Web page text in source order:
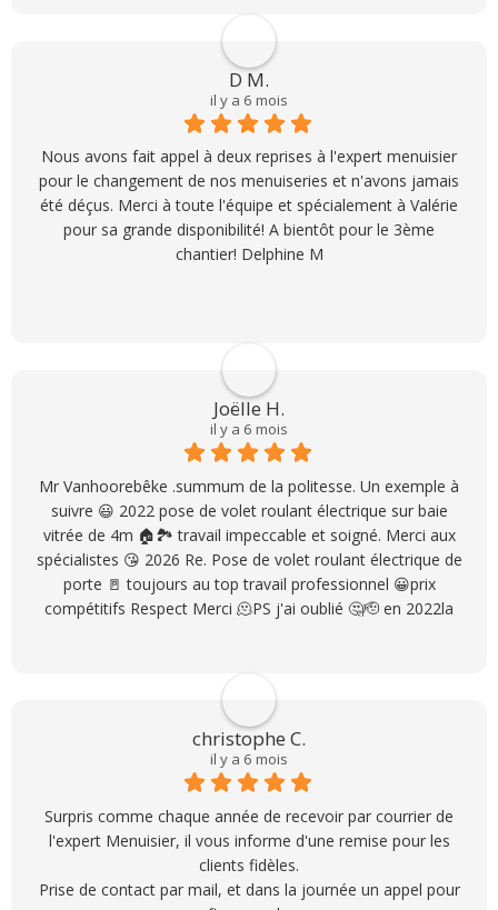
D M.
il y a 6 mois
Nous avons fait appel à deux reprises à l'expert menuisier
pour le changement de nos menuiseries et n'avons jamais
été déçus. Merci à toute l'équipe et spécialement à Valérie
pour sa grande disponibilité! A bientôt pour le 3ème
chantier! Delphine M
Joëlle H.
il y a 6 mois
Mr Vanhoorebêke .summum de la politesse. Un exemple à
suivre 😃 2022 pose de volet roulant électrique sur baie
vitrée de 4m 🏠🏞 travail impeccable et soigné. Merci aux
spécialistes 😘 2026 Re. Pose de volet roulant électrique de
porte 🚪 toujours au top travail professionnel 😀prix
compétitifs Respect Merci 🫠PS j'ai oublié 🤔🫡 en 2022la
dessus 😃😃
christophe C.
il y a 6 mois
Surpris comme chaque année de recevoir par courrier de
l'expert Menuisier, il vous informe d'une remise pour les
clients fidèles.
Prise de contact par mail, et dans la journée un appel pour